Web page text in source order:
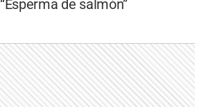
“Esperma de salmón”